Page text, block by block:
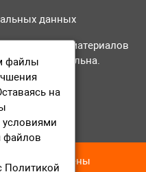
данных
материалов
обязательна.
права защищены
файлы
на
условиями
файлов
Политикой